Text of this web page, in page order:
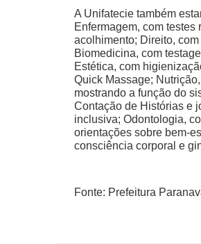
A Unifatecie também
Enfermagem, com
acolhimento; Direito,
Biomedicina, com
Estética, com
Quick Massage;
mostrando a função do
Contação de Histórias e
inclusiva; Odontologia,
orientações sobre bem-
consciência corporal e
Fonte: Prefeitura